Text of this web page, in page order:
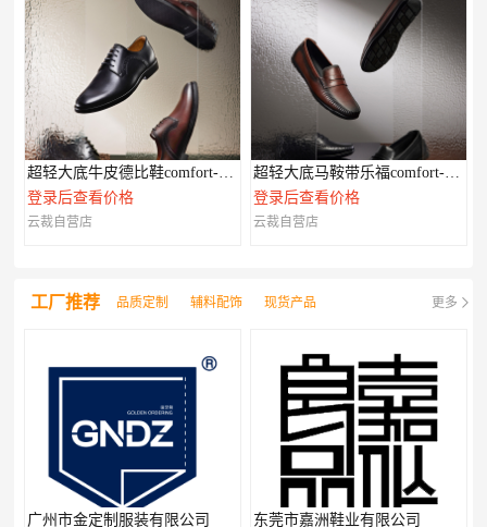
超轻大底牛皮德比鞋comfort-XL系列
登录后查看价格
云裁自营店
超轻大底马鞍带乐福comfort-XL系列
登录后查看价格
云裁自营店
工厂推荐 品质定制 辅料配饰 现货产品 更多
广州市金定制服装有限公司 东莞市嘉洲鞋业有限公司